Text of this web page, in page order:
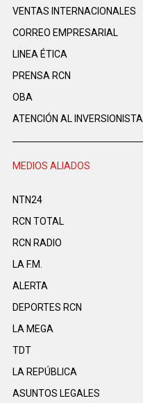
VENTAS INTERNACIONALES
CORREO EMPRESARIAL
LINEA ÉTICA
PRENSA RCN
OBA
ATENCIÓN AL INVERSIONISTA
MEDIOS ALIADOS
NTN24
RCN TOTAL
RCN RADIO
LA F.M.
ALERTA
DEPORTES RCN
LA MEGA
TDT
LA REPÚBLICA
ASUNTOS LEGALES